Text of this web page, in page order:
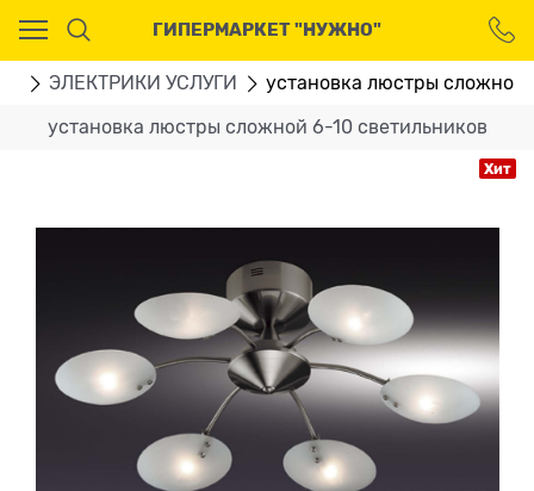
ГИПЕРМАРКЕТ "НУЖНО"
ЭЛЕКТРИКИ УСЛУГИ установка люстры сложной
установка люстры сложной 6-10 светильников
Хит
Ваш город - Москва,
угадали?
ДА НЕТ